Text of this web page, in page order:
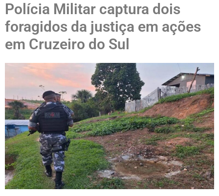
Polícia Militar captura dois
foragidos da justiça em ações
em Cruzeiro do Sul